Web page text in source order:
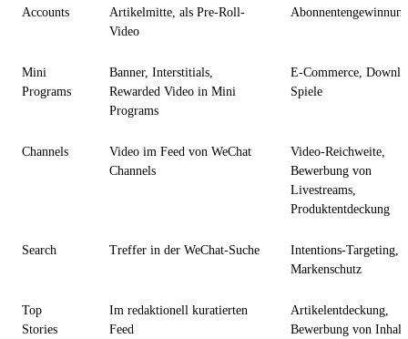
Accounts
Artikelmitte, als Pre-Roll-
Video
Abonnentengewinnung
Mini
Programs
Banner, Interstitials,
Rewarded Video in Mini
Programs
E-Commerce,
Spiele
Channels
Video im Feed von WeChat
Channels
Video-Reichweite,
Bewerbung von
Livestreams,
Produktentdeckung
Search Treffer in der WeChat-Suche
Intentions-Targeting,
Markenschutz
Top
Stories
Im redaktionell kuratierten
Feed
Artikelentdeckung,
Bewerbung von